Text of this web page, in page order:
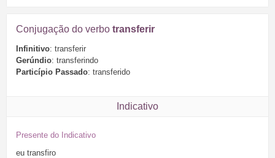
Conjugação do verbo transferir
Infinitivo: transferir
Gerúndio: transferindo
Particípio Passado: transferido
Indicativo
Presente do Indicativo
eu transfiro